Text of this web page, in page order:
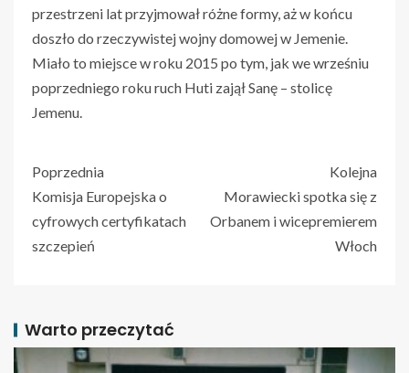
przestrzeni lat przyjmował różne formy, aż w końcu
doszło do rzeczywistej wojny domowej w Jemenie.
Miało to miejsce w roku 2015 po tym, jak we wrześniu
poprzedniego roku ruch Huti zajął Sanę – stolicę
Jemenu.
Poprzednia
Komisja Europejska o
cyfrowych certyfikatach
szczepień
Kolejna
Morawiecki spotka się z
Orbanem i wicepremierem
Włoch
Warto przeczytać